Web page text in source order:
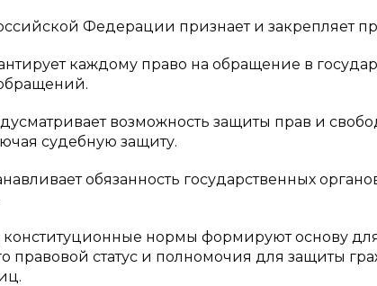
Федерации признает и закрепляет
каждому право на обращение в
возможность защиты прав и
судебную защиту.
обязанность государственных
конституционные нормы формируют основу
правовой статус и полномочия для защиты